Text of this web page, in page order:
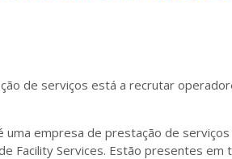
de serviços está a recrutar
uma empresa de prestação de
Facility Services. Estão presentes